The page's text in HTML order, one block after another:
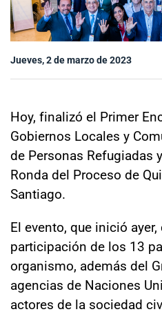
Jueves, 2 de marzo de 2023
Hoy, finalizó el Primer
Gobiernos Locales y
de Personas Refugiadas
Ronda del Proceso de
Santiago.
El evento, que inició
participación de los 13
organismo, además del
agencias de Naciones
actores de la sociedad